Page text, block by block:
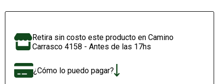
Retira sin costo este producto en Camino
Carrasco 4158 - Antes de las 17hs
¿Cómo lo puedo pagar?